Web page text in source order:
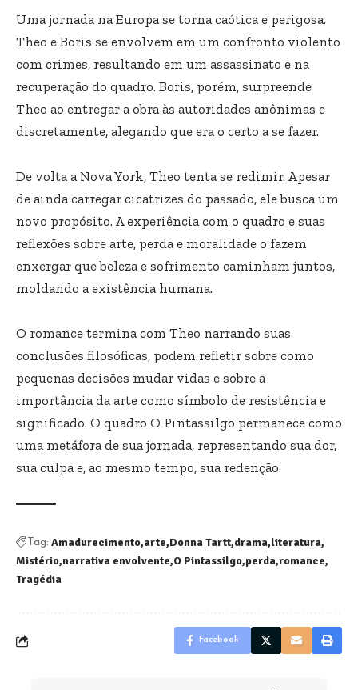
Uma jornada na Europa se torna caótica e perigosa.
Theo e Boris se envolvem em um confronto violento
com crimes, resultando em um assassinato e na
recuperação do quadro. Boris, porém, surpreende
Theo ao entregar a obra às autoridades anônimas e
discretamente, alegando que era o certo a se fazer.
De volta a Nova York, Theo tenta se redimir. Apesar
de ainda carregar cicatrizes do passado, ele busca um
novo propósito. A experiência com o quadro e suas
reflexões sobre arte, perda e moralidade o fazem
enxergar que beleza e sofrimento caminham juntos,
moldando a existência humana.
O romance termina com Theo narrando suas
conclusões filosóficas, podem refletir sobre como
pequenas decisões mudar vidas e sobre a
importância da arte como símbolo de resistência e
significado. O quadro O Pintassilgo permanece como
uma metáfora de sua jornada, representando sua dor,
sua culpa e, ao mesmo tempo, sua redenção.
Tag: Amadurecimento arte Donna Tartt drama literatura
Mistério narrativa envolvente O Pintassilgo perda romance
Tragédia
Facebook